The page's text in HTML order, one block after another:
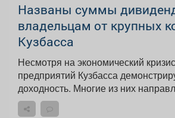
Названы суммы
владельцам от крупных
Кузбасса
Несмотря на экономический
предприятий Кузбасса
доходность. Многие из них